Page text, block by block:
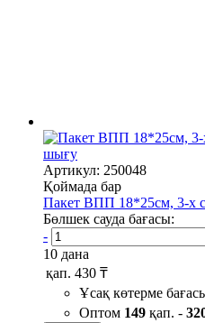
шығу
Артикул: 250048
Қоймада бар
Пакет ВПП 18*25см, 3-х
Бөлшек сауда бағасы:
-
10 дана
қап. 430 ₸
Ұсақ көтерме
Оптом 149 қап. -